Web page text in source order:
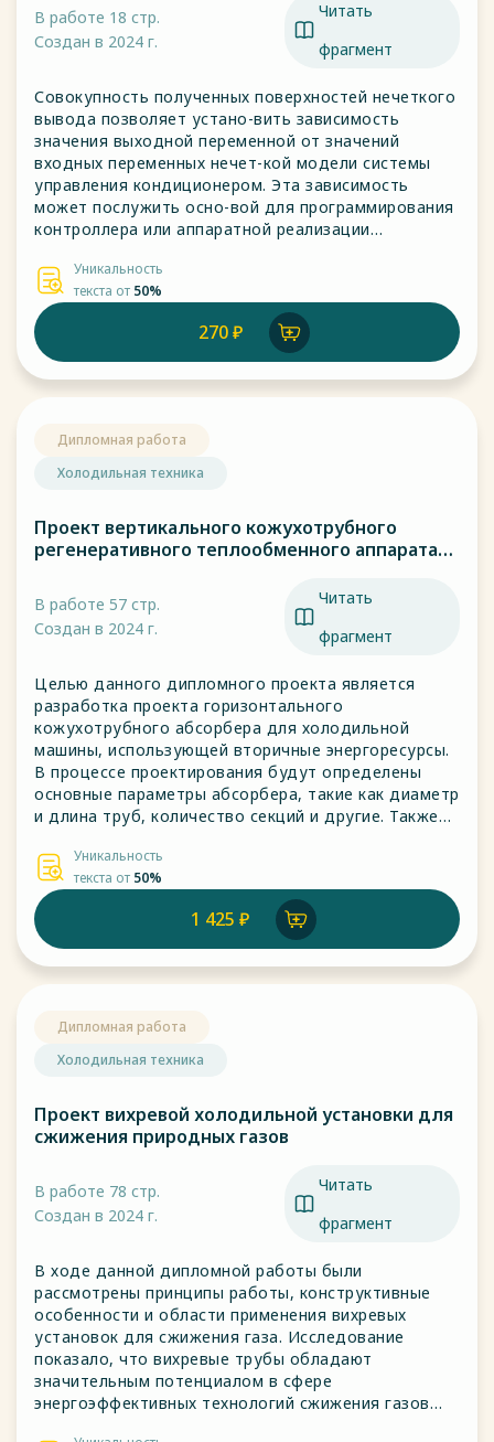
В работе 18 стр.
Создан в 2024 г.
Читать
фрагмент
Совокупность полученных поверхностей нечеткого
вывода позволяет устано-вить зависимость
значения выходной переменной от значений
входных переменных нечет-кой модели системы
управления кондиционером. Эта зависимость
может послужить осно-вой для программирования
контроллера или аппаратной реализации
управления в форме таблицы решений.
Уникальность
текста от 50%
270 ₽
Дипломная работа
Холодильная техника
Проект вертикального кожухотрубного
регенеративного теплообменного аппарата
В работе 57 стр.
Создан в 2024 г.
Читать
фрагмент
Целью данного дипломного проекта является
разработка проекта горизонтального
кожухотрубного абсорбера для холодильной
машины, использующей вторичные энергоресурсы.
В процессе проектирования будут определены
основные параметры абсорбера, такие как диаметр
и длина труб, количество секций и другие. Также
характеристик абсорбера, а также выбор
вспомогательного оборудования и материалов.
Уникальность
текста от 50%
1 425 ₽
Дипломная работа
Холодильная техника
Проект вихревой холодильной установки для
сжижения природных газов
В работе 78 стр.
Создан в 2024 г.
Читать
фрагмент
В ходе данной дипломной работы были
рассмотрены принципы работы, конструктивные
особенности и области применения вихревых
установок для сжижения газа. Исследование
показало, что вихревые трубы обладают
значительным потенциалом в сфере
энергоэффективных технологий сжижения газов